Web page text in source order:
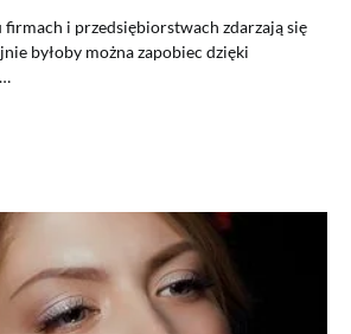
firmach i przedsiębiorstwach zdarzają się
byłoby można zapobiec dzięki